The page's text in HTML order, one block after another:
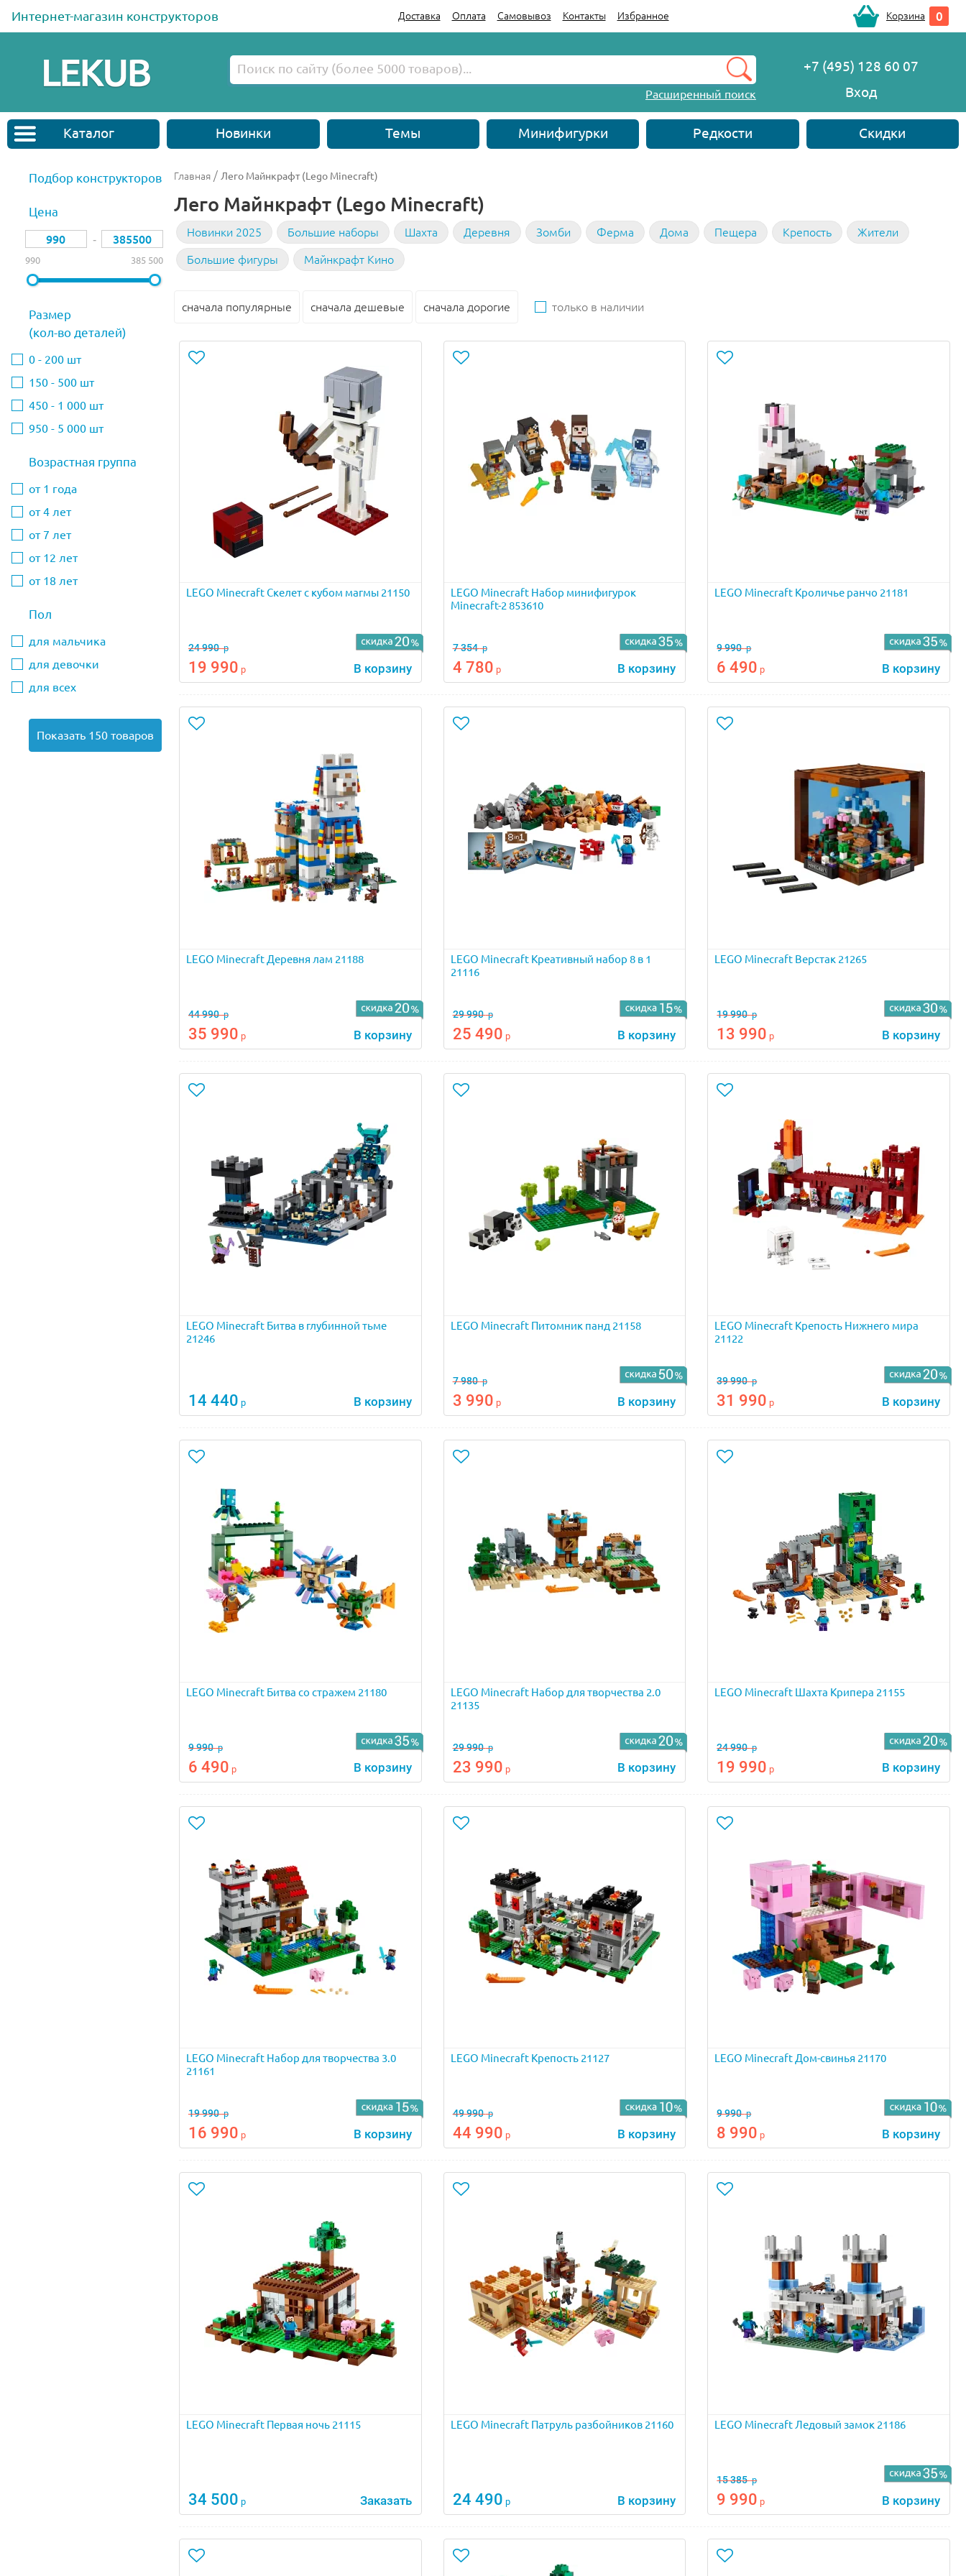
Интернет-магазин конструкторов Доставка Оплата Самовывоз Контакты Избранное Корзина 0
Расширенный поиск
+7 (495) 128 60 07
Вход
Каталог Новинки Темы Минифигурки Редкости Скидки
Подбор конструкторов
Цена
‐
990 385 500
Размер
(кол-во деталей)
0 - 200 шт
150 - 500 шт
450 - 1 000 шт
950 - 5 000 шт
Возрастная группа
от 1 года
от 4 лет
от 7 лет
от 12 лет
от 18 лет
Пол
для мальчика
для девочки
для всех
Показать 150 товаров
Главная/ Лего Майнкрафт (Lego Minecraft)
Лего Майнкрафт (Lego Minecraft)
Новинки 2025 Большие наборы Шахта Деревня Зомби Ферма Дома Пещера Крепость Жители
Большие фигуры Майнкрафт Кино
сначала популярные сначала дешевые сначала дорогие только в наличии
LEGO Minecraft Скелет с кубом магмы 21150
24 990р
19 990 р В корзину
LEGO Minecraft Набор минифигурок
Minecraft-2 853610
7 354р
4 780 р В корзину
LEGO Minecraft Кроличье ранчо 21181
9 990р
6 490 р В корзину
LEGO Minecraft Деревня лам 21188
44 990р
35 990 р В корзину
LEGO Minecraft Креативный набор 8 в 1
21116
29 990р
25 490 р В корзину
LEGO Minecraft Верстак 21265
19 990р
13 990 р В корзину
LEGO Minecraft Битва в глубинной тьме
21246
14 440 р В корзину
LEGO Minecraft Питомник панд 21158
7 980р
3 990 р В корзину
LEGO Minecraft Крепость Нижнего мира
21122
39 990р
31 990 р В корзину
LEGO Minecraft Битва со стражем 21180
9 990р
6 490 р В корзину
LEGO Minecraft Набор для творчества 2.0
21135
29 990р
23 990 р В корзину
LEGO Minecraft Шахта Крипера 21155
24 990р
19 990 р В корзину
LEGO Minecraft Набор для творчества 3.0
21161
19 990р
16 990 р В корзину
LEGO Minecraft Крепость 21127
49 990р
44 990 р В корзину
LEGO Minecraft Дом-свинья 21170
9 990р
8 990 р В корзину
LEGO Minecraft Первая ночь 21115
34 500 р Заказать
LEGO Minecraft Патруль разбойников 21160
24 490 р В корзину
LEGO Minecraft Ледовый замок 21186
15 385р
9 990 р В корзину